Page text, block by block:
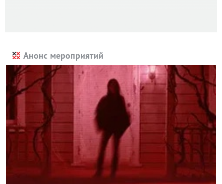
Анонс мероприятий